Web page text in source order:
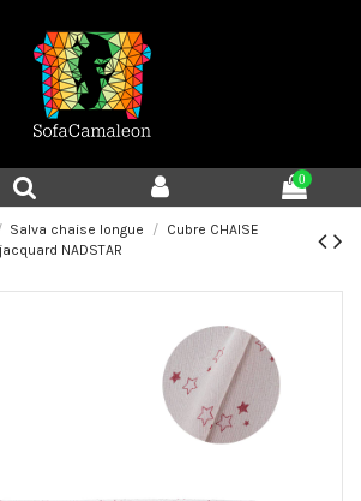
0
Salva chaise longue
Cubre CHAISE
NADSTAR